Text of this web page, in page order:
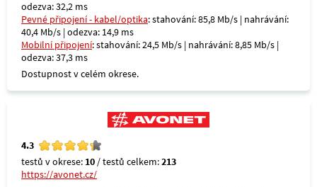
odezva: 32,2 ms
Pevné připojení - kabel/optika: stahování: 85,8 Mb/s | nahrávání:
40,4 Mb/s | odezva: 14,9 ms
Mobilní připojení: stahování: 24,5 Mb/s | nahrávání: 8,85 Mb/s |
odezva: 37,3 ms
Dostupnost v celém okrese.
4.3
testů v okrese: 10 / testů celkem:213
https://avonet.cz/